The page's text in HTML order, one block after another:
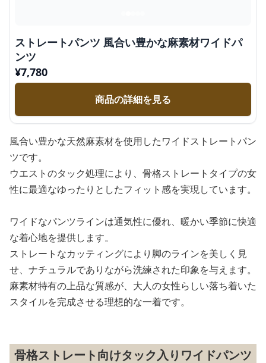
ストレートパンツ 風合い豊かな麻素材ワイドパ
ンツ
¥7,780
商品の詳細を見る
風合い豊かな天然麻素材を使用したワイドストレートパン
ツです。
ウエストのタック処理により、骨格ストレートタイプの女
性に最適なゆったりとしたフィット感を実現しています。
ワイドなパンツラインは通気性に優れ、暖かい季節に快適
な着心地を提供します。
ストレートなカッティングにより脚のラインを美しく見
せ、ナチュラルでありながら洗練された印象を与えます。
麻素材特有の上品な質感が、大人の女性らしい落ち着いた
スタイルを完成させる理想的な一着です。
骨格ストレート向けタック入りワイドパンツ